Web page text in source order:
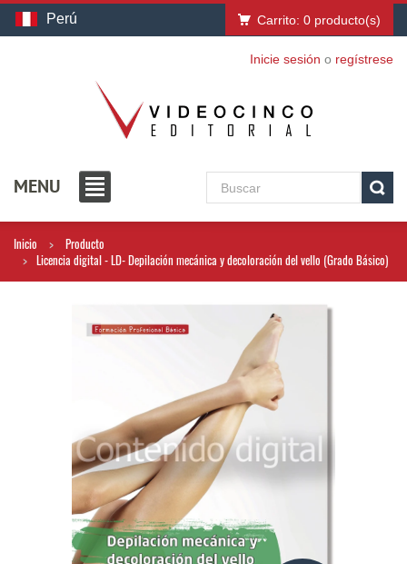
Perú Carrito: 0 producto(s)
Inicie sesión o regístrese
MENU
Inicio
Producto
Licencia digital - LD- Depilación mecánica y decoloración del vello (Grado Básico)